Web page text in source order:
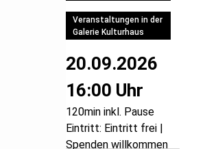
Veranstaltungen in der
Galerie Kulturhaus
20.09.2026
16:00 Uhr
120min inkl. Pause
Eintritt: Eintritt frei |
Spenden willkommen